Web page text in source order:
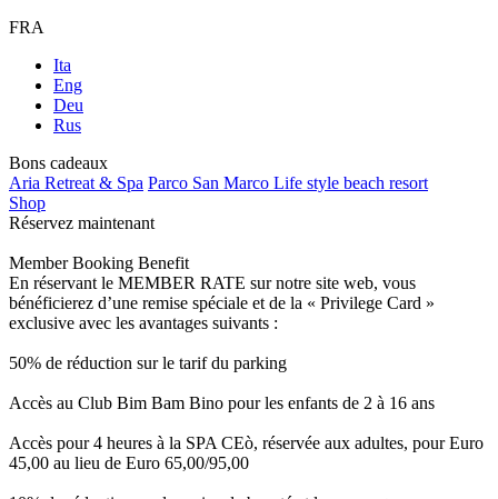
FRA
Ita
Eng
Deu
Rus
Bons cadeaux
Aria Retreat & Spa Parco San Marco Life style beach resort
Shop
Réservez maintenant
Member Booking Benefit
En réservant le MEMBER RATE sur notre site web, vous
bénéficierez d’une remise spéciale et de la « Privilege Card »
exclusive avec les avantages suivants :
50% de réduction sur le tarif du parking
Accès au Club Bim Bam Bino pour les enfants de 2 à 16 ans
Accès pour 4 heures à la SPA CEò, réservée aux adultes, pour Euro
45,00 au lieu de Euro 65,00/95,00